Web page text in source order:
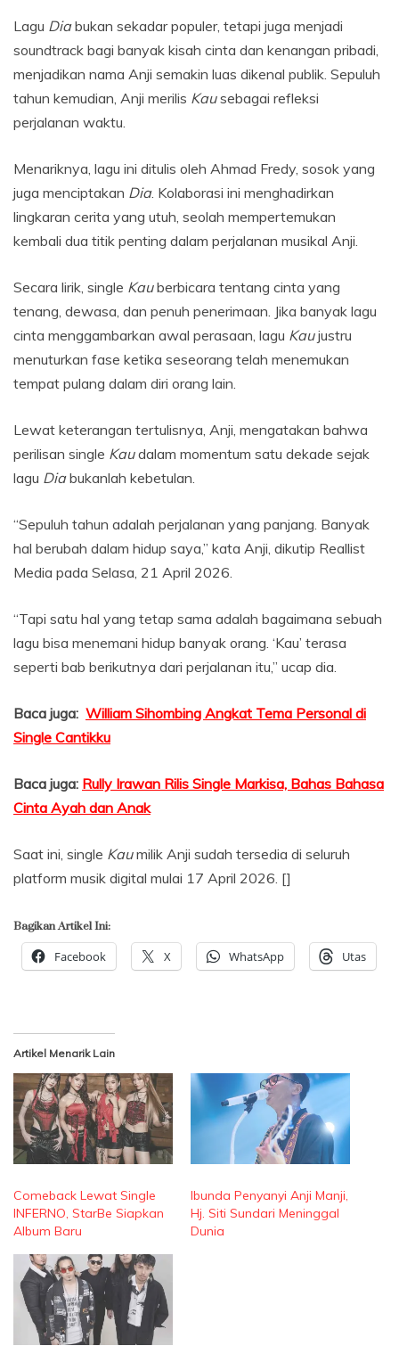
Lagu Diabukan sekadar populer, tetapi juga menjadi
soundtrack bagi banyak kisah cinta dan kenangan pribadi,
menjadikan nama Anji semakin luas dikenal publik. Sepuluh
tahun kemudian, Anji merilis Kausebagai refleksi
perjalanan waktu.
Menariknya, lagu ini ditulis oleh Ahmad Fredy, sosok yang
juga menciptakan Dia. Kolaborasi ini menghadirkan
lingkaran cerita yang utuh, seolah mempertemukan
kembali dua titik penting dalam perjalanan musikal Anji.
Secara lirik, single Kauberbicara tentang cinta yang
tenang, dewasa, dan penuh penerimaan. Jika banyak lagu
cinta menggambarkan awal perasaan, lagu Kaujustru
menuturkan fase ketika seseorang telah menemukan
tempat pulang dalam diri orang lain.
Lewat keterangan tertulisnya, Anji, mengatakan bahwa
perilisan single Kaudalam momentum satu dekade sejak
lagu Diabukanlah kebetulan.
“Sepuluh tahun adalah perjalanan yang panjang. Banyak
hal berubah dalam hidup saya,” kata Anji, dikutip Reallist
Media pada Selasa, 21 April 2026.
“Tapi satu hal yang tetap sama adalah bagaimana sebuah
lagu bisa menemani hidup banyak orang. ‘Kau’ terasa
seperti bab berikutnya dari perjalanan itu,” ucap dia.
Baca juga: William Sihombing Angkat Tema Personal di
Single Cantikku
Baca juga: Rully Irawan Rilis Single Markisa, Bahas Bahasa
Cinta Ayah dan Anak
Saat ini, single Kaumilik Anji sudah tersedia di seluruh
platform musik digital mulai 17 April 2026. []
Bagikan Artikel Ini:
Facebook X WhatsApp Utas
Artikel Menarik Lain
Comeback Lewat Single
INFERNO, StarBe Siapkan
Album Baru
Ibunda Penyanyi Anji Manji,
Hj. Siti Sundari Meninggal
Dunia